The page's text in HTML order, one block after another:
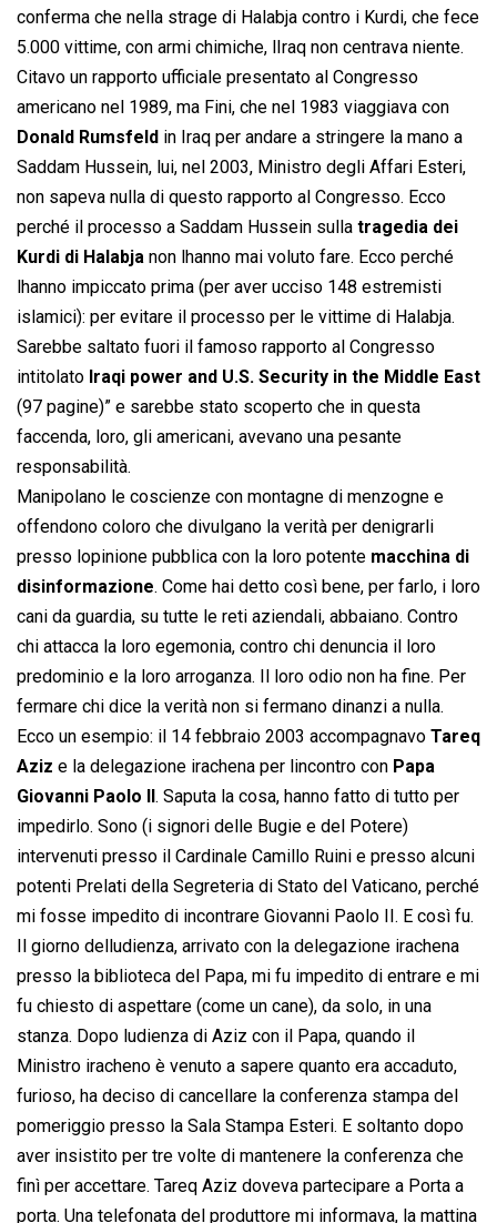
conferma che nella strage di Halabja contro i Kurdi, che fece
5.000 vittime, con armi chimiche, lIraq non centrava niente.
Citavo un rapporto ufficiale presentato al Congresso
americano nel 1989, ma Fini, che nel 1983 viaggiava con
Donald Rumsfeld in Iraq per andare a stringere la mano a
Saddam Hussein, lui, nel 2003, Ministro degli Affari Esteri,
non sapeva nulla di questo rapporto al Congresso. Ecco
perché il processo a Saddam Hussein sulla tragedia dei
Kurdi di Halabja non lhanno mai voluto fare. Ecco perché
lhanno impiccato prima (per aver ucciso 148 estremisti
islamici): per evitare il processo per le vittime di Halabja.
Sarebbe saltato fuori il famoso rapporto al Congresso
intitolato  Iraqi power and U.S. Security in the Middle East
(97 pagine)” e sarebbe stato scoperto che in questa
faccenda, loro, gli americani, avevano una pesante
responsabilità.
Manipolano le coscienze con montagne di menzogne e
offendono coloro che divulgano la verità per denigrarli
presso lopinione pubblica con la loro potente macchina di
disinformazione. Come hai detto così bene, per farlo, i loro
cani da guardia, su tutte le reti aziendali, abbaiano. Contro
chi attacca la loro egemonia, contro chi denuncia il loro
predominio e la loro arroganza. Il loro odio non ha fine. Per
fermare chi dice la verità non si fermano dinanzi a nulla.
Ecco un esempio: il 14 febbraio 2003 accompagnavo Tareq
Aziz e la delegazione irachena per lincontro con Papa
Giovanni Paolo II . Saputa la cosa, hanno fatto di tutto per
impedirlo. Sono (i signori delle Bugie e del Potere)
intervenuti presso il Cardinale Camillo Ruini e presso alcuni
potenti Prelati della Segreteria di Stato del Vaticano, perché
mi fosse impedito di incontrare Giovanni Paolo II. E così fu.
Il giorno delludienza, arrivato con la delegazione irachena
presso la biblioteca del Papa, mi fu impedito di entrare e mi
fu chiesto di aspettare (come un cane), da solo, in una
stanza. Dopo ludienza di Aziz con il Papa, quando il
Ministro iracheno è venuto a sapere quanto era accaduto,
furioso, ha deciso di cancellare la conferenza stampa del
pomeriggio presso la Sala Stampa Esteri. E soltanto dopo
aver insistito per tre volte di mantenere la conferenza che
finì per accettare. Tareq Aziz doveva partecipare a Porta a
porta. Una telefonata del produttore mi informava, la mattina